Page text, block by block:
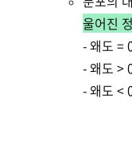
울어진
- 왜도 =
- 왜도 >
- 왜도 <